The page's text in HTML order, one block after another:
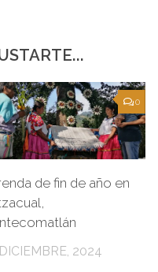
0
de fin de año en
2024